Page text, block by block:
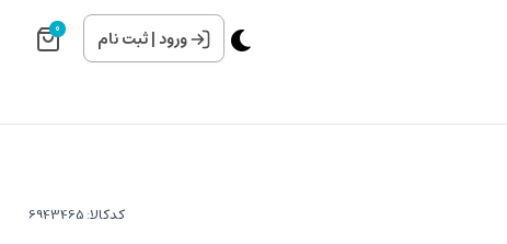
ورود|ثبت نام 0
کدکالا: